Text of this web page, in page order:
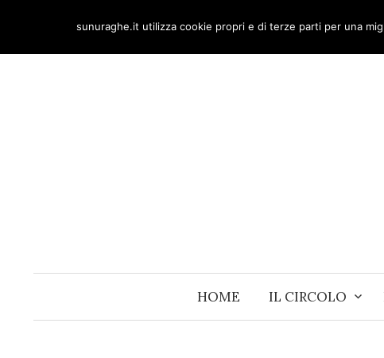
content
HOME IL CIRCOLO
sunuraghe.it utilizza cookie propri e di terze parti per una